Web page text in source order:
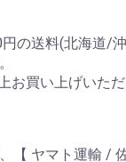
の送料(北海道/
お買い上げいた
【 ヤマト運輸 /